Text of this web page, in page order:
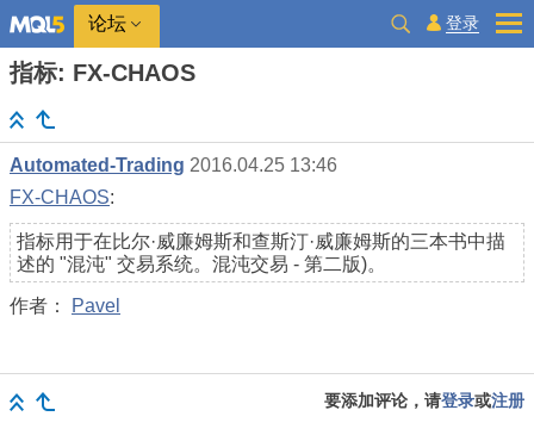
论坛 登录
指标: FX-CHAOS
Automated-Trading 2016.04.25 13:46
FX-CHAOS:
指标用于在比尔·威廉姆斯和查斯汀·威廉姆斯的三本书中描
述的 "混沌" 交易系统。混沌交易 - 第二版)。
作者： Pavel
要添加评论，请登录或注册